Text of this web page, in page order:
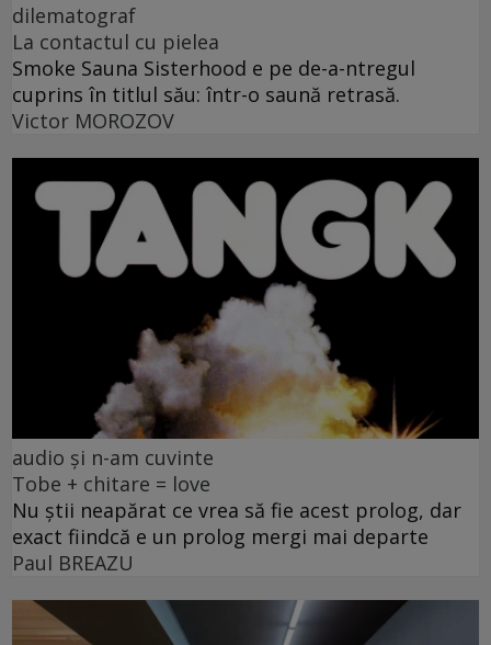
dilematograf
La contactul cu pielea
Smoke Sauna Sisterhood e pe de-a-ntregul
cuprins în titlul său: într-o saună retrasă.
Victor MOROZOV
audio și n-am cuvinte
Tobe + chitare = love
Nu știi neapărat ce vrea să fie acest prolog, dar
exact fiindcă e un prolog mergi mai departe
Paul BREAZU